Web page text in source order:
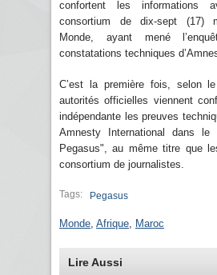
confortent les informations
consortium de dix-sept (17)
Monde, ayant mené
constatations techniques
C’est la première fois, selon
autorités officielles viennent
indépendante les preuves
Amnesty International dans le
Pegasus", au même titre que
consortium de journalistes.
Tags: Pegasus
Monde Afrique Maroc
Lire Aussi